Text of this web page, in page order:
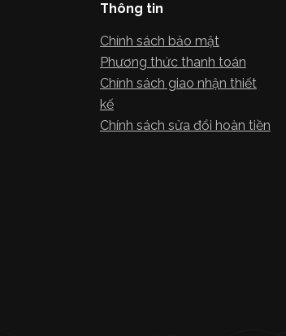
Thông tin
Chính sách bảo mật
Phương thức thanh toán
Chính sách giao nhận thiết
kế
Chính sách sửa đổi hoàn tiền